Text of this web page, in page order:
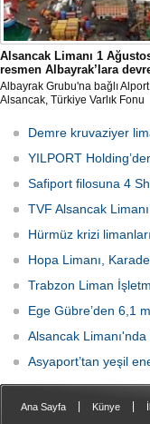
Alsancak Limanı 1
resmen Albayrak’lara
Albayrak Grubu'na bağlı Alport
Alsancak, Türkiye Varlık Fonu
yük limanı işletmesini 1
itibarıyla devralacağını liman
kullanıcılarına gönderdiği
Demre kruvaziyer
YILPORT
Safiport filosuna 4
TVF Alsancak
Hürmüz krizi
Hopa Limanı,
Trabzon Liman
Ege Gübre’den 6,1
Alsancak Limanı'nda
Asyaport’tan yeşil
Ana Sayfa Künye